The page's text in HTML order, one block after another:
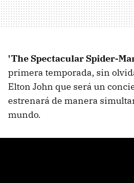
'The Spectacular Spider-
primera temporada, sin
Elton John que será un
estrenará de manera
mundo.